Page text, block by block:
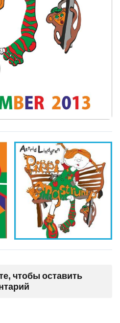
чтобы оставить